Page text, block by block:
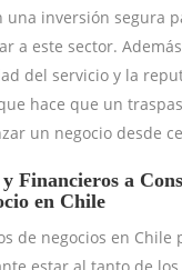
una inversión segura
a este sector.
del servicio y la
hace que un
un negocio desde
y Financieros a
en Chile
de negocios en Chile